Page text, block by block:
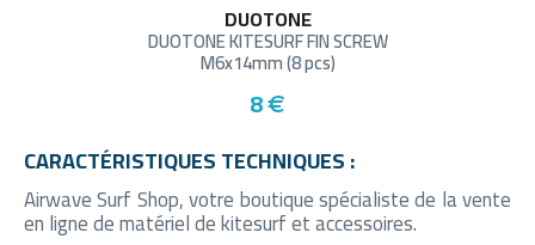
DUOTONE
DUOTONE KITESURF FIN SCREW
M6x14mm (8 pcs)
8 €
CARACTÉRISTIQUES TECHNIQUES :
Airwave Surf Shop, votre boutique spécialiste de la vente
en ligne de matériel de kitesurf et accessoires.